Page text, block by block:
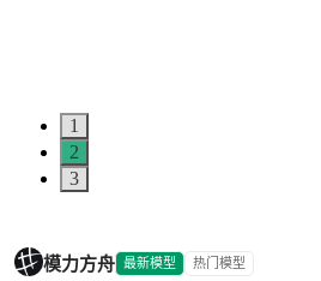
1
2
3
模力方舟 最新模型 热门模型